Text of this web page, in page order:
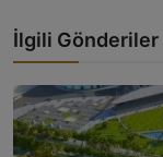
İlgili Gönderiler